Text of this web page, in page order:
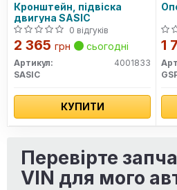
Кронштейн, підвіска
двигуна SASIC
0 відгуків
2 365 грн сьогодні
Артикул:
4001833
SASIC
КУПИТИ
1
Перевірте
VIN для мого